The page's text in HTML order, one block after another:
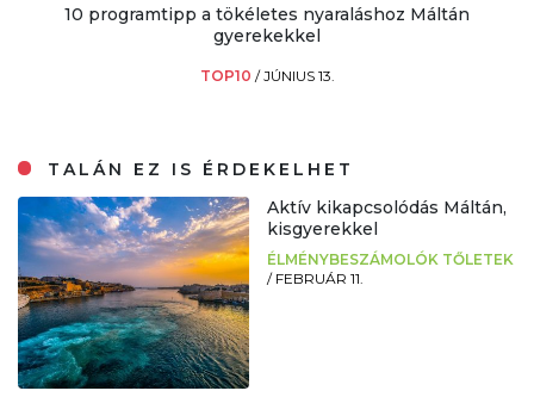
10 programtipp a tökéletes nyaraláshoz Máltán
gyerekekkel
TOP10 /JÚNIUS 13.
TALÁN EZ IS ÉRDEKELHET
Aktív kikapcsolódás Máltán,
kisgyerekkel
ÉLMÉNYBESZÁMOLÓK TŐLETEK
/ FEBRUÁR 11.